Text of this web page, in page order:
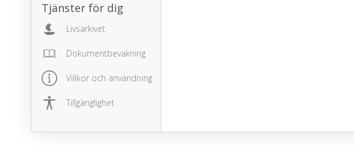
Tjänster för dig
Livsarkivet
Dokumentbevakning
Villkor och användning
Tillgänglighet